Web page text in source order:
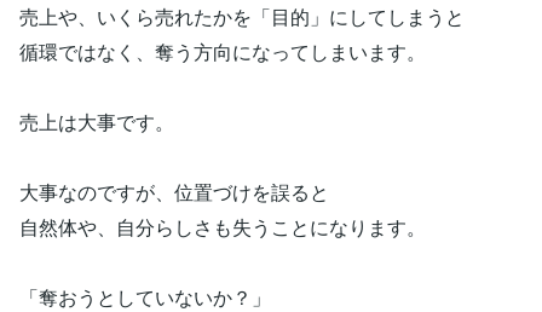
売上や、いくら売れたかを「目的」にしてしまうと
循環ではなく、奪う方向になってしまいます。
売上は大事です。
大事なのですが、位置づけを誤ると
自然体や、自分らしさも失うことになります。
「奪おうとしていないか？」